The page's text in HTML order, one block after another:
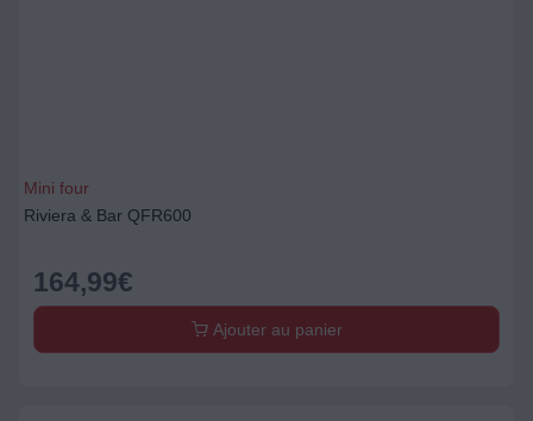
Mini four
Riviera & Bar QFR600
164,99€
Ajouter au panier